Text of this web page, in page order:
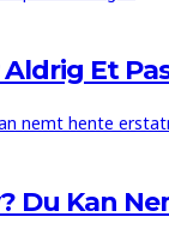
Et
Du Kan